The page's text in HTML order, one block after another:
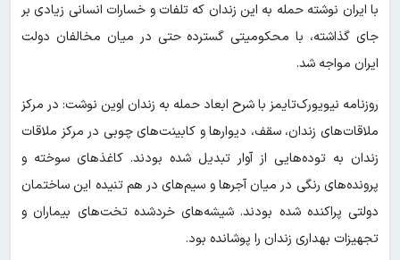
با ایران نوشته حمله به این زندان که تلفات و خسارات انسانی زیادی بر
جای گذاشته، با محکومیتی گسترده حتی در میان مخالفان دولت
ایران مواجه شد.
روزنامه نیویورک‌تایمز با شرح ابعاد حمله به زندان اوین نوشت: در مرکز
ملاقات‌های زندان، سقف، دیوارها و کابینت‌های چوبی در مرکز ملاقات
زندان به توده‌هایی از آوار تبدیل شده بودند. کاغذهای سوخته و
پرونده‌های رنگی در میان آجرها و سیم‌های در هم تنیده این ساختمان
دولتی پراکنده شده بودند. شیشه‌های خردشده تخت‌های بیماران و
تجهیزات بهداری زندان را پوشانده بود.